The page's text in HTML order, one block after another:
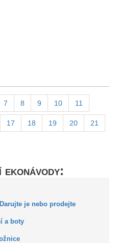
7 8 9 10 11
17 18 19 20 21
je nebo prodejte
a boty